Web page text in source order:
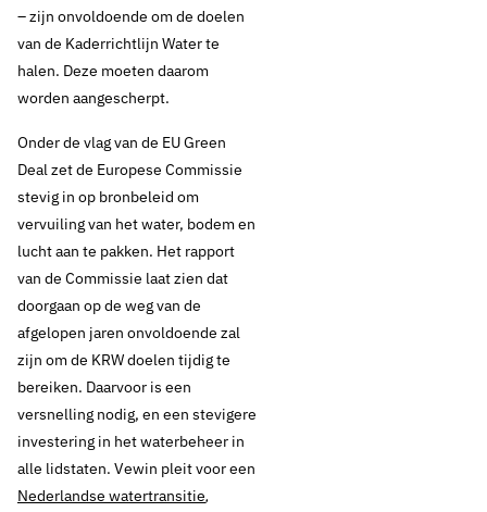
– zijn onvoldoende om de doelen
van de Kaderrichtlijn Water te
halen. Deze moeten daarom
worden aangescherpt.
Onder de vlag van de EU Green
Deal zet de Europese Commissie
stevig in op bronbeleid om
vervuiling van het water, bodem en
lucht aan te pakken. Het rapport
van de Commissie laat zien dat
doorgaan op de weg van de
afgelopen jaren onvoldoende zal
zijn om de KRW doelen tijdig te
bereiken. Daarvoor is een
versnelling nodig, en een stevigere
investering in het waterbeheer in
alle lidstaten. Vewin pleit voor een
Nederlandse watertransitie,